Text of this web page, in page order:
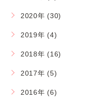
2020年 (30)
2019年 (4)
2018年 (16)
2017年 (5)
2016年 (6)